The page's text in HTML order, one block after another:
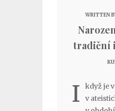
WRITTEN
tradiční
I
když je
v